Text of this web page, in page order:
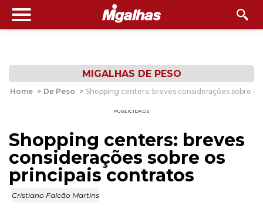
MIGALHAS DE PESO
Home > De Peso > Shopping centers: breves considerações sobre
PUBLICIDADE
Shopping centers: breves
considerações sobre os
principais contratos
Cristiano Falcão Martins